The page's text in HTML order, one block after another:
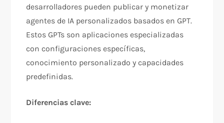
desarrolladores pueden publicar y monetizar
agentes de IA personalizados basados en GPT.
Estos GPTs son aplicaciones especializadas
con configuraciones específicas,
conocimiento personalizado y capacidades
predefinidas.​
Diferencias clave: